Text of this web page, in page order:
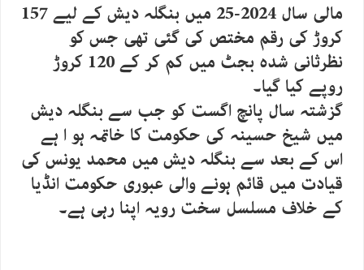
مالی سال 2024-25 میں بنگلہ دیش کے لیے 157
کروڑ کی رقم مختص کی گئی تھی جس کو
نظرثانی شدہ بجٹ میں کم کر کے 120 کروڑ
روپے کیا گیا۔
گزشتہ سال پانچ اگست کو جب سے بنگلہ دیش
میں شیخ حسینہ کی حکومت کا خاتمہ ہو ا ہے
اس کے بعد سے بنگلہ دیش میں محمد یونس کی
قیادت میں قائم ہونے والی عبوری حکومت انڈیا
کے خلاف مسلسل سخت رویہ اپنا رہی ہے۔